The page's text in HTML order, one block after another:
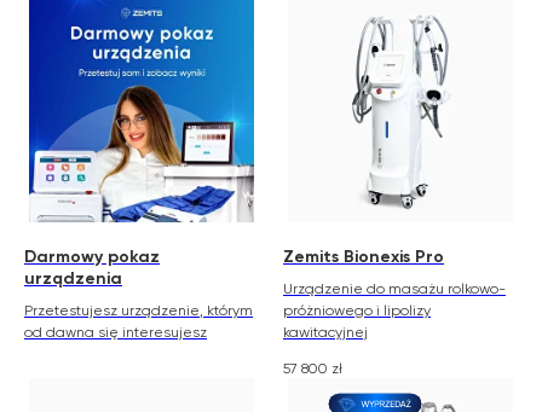
Darmowy pokaz
urządzenia
Przetestujesz urządzenie, którym
od dawna się interesujesz
Zemits Bionexis Pro
Urządzenie do masażu rolkowo-
próżniowego i lipolizy
kawitacyjnej
57 800 zł